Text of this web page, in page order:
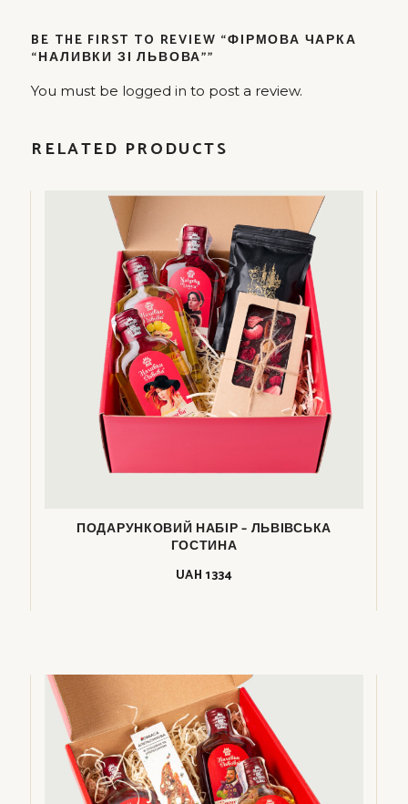
BE THE FIRST TO REVIEW “ФІРМОВА ЧАРКА
“НАЛИВКИ ЗІ ЛЬВОВА””
You must be logged in to post a review.
RELATED PRODUCTS
ПОДАРУНКОВИЙ НАБІР – ЛЬВІВСЬКА
ГОСТИНА
UAH 1334